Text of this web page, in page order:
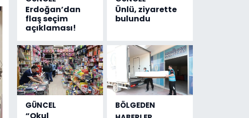
Erdoğan’dan
flaş seçim
açıklaması!
Ünlü, ziyarette
bulundu
GÜNCEL
BÖLGEDEN